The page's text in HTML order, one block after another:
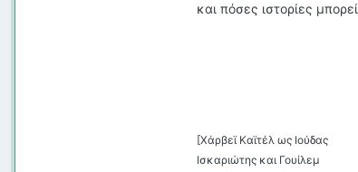
και πόσες ιστορίες
[Χάρβεϊ Καϊτέλ ως Ιούδας
Ισκαριώτης και Γουίλεμ